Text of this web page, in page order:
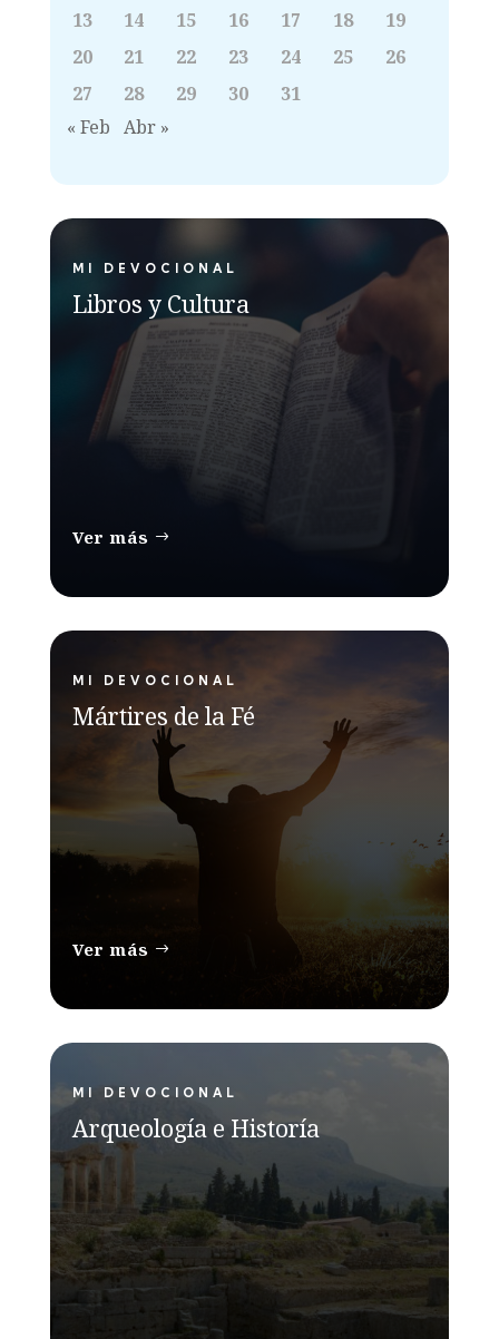
13 14 15 16 17 18
19
20
21 22 23 24 25
26
27
28 29 30
31
« Feb Abr »
MI DEVOCIONAL
Libros y Cultura
Ver más
MI DEVOCIONAL
Mártires de la Fé
Ver más
MI DEVOCIONAL
Arqueología e Historía